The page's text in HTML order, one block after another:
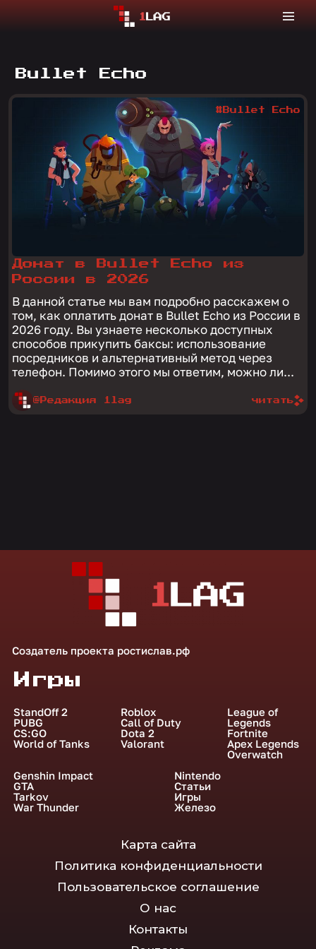
Bullet Echo
Донат в Bullet Echo из
России в 2026
В данной статье мы вам подробно расскажем о
том, как оплатить донат в Bullet Echo из России в
2026 году. Вы узнаете несколько доступных
способов прикупить баксы: использование
посредников и альтернативный метод через
телефон. Помимо этого мы ответим, можно ли...
@Редакция 1lag
#Bullet Echo
читать
Создатель проекта ростислав.рф
Игры
StandOff 2
PUBG
CS:GO
World of Tanks
Roblox
Call of Duty
Dota 2
Valorant
League of
Legends
Fortnite
Apex Legends
Overwatch
Genshin Impact
GTA
Tarkov
War Thunder
Nintendo
Статьи
Игры
Железо
Карта сайта
Политика конфиденциальности
Пользовательское соглашение
О нас
Контакты